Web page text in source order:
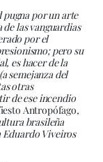
pugna por un arte
las vanguardias
por el
pero su
es hacer de la
semejanza del
otras
de ese incendio
Antropófago,
brasileña
Viveiros